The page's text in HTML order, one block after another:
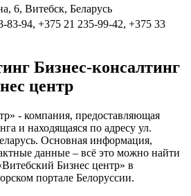
6, Витебск, Беларусь
83-94, +375 21 235-99-42, +375 33
Бизнес-консалтинг
центр
- компания, предоставляющая
и находящаяся по адресу ул.
Основная информация,
данные – всё это можно найти
Бизнес центр» в
портале Белоруссии.